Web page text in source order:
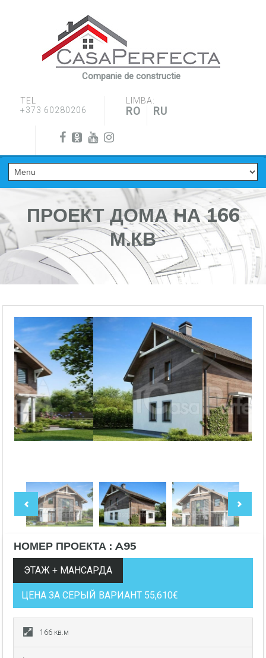
Companie de constructie
TEL
+373 60280206
LIMBA:
RO RU
ПРОЕКТ ДОМА НА 166
М.КВ
НОМЕР ПРОЕКТА : A95
ЭТАЖ + МАНСАРДА
ЦЕНА ЗА СЕРЫЙ ВАРИАНТ 55,610€
166 кв.м